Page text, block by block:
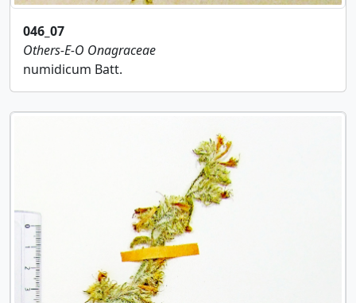
046_07
Others-E-O Onagraceae
numidicum Batt.